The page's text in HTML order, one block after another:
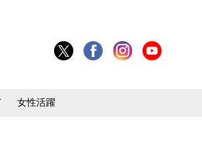
女性活躍